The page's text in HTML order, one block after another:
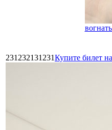
231232131231Купите билет